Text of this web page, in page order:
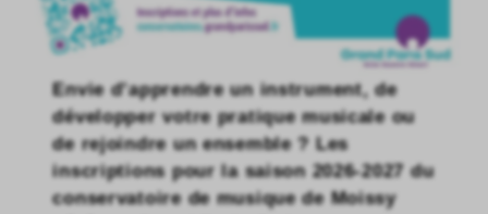
Envie d’apprendre un instrument, de
développer votre pratique musicale ou
de rejoindre un ensemble ? Les
inscriptions pour la saison 2026-2027 du
conservatoire de musique de Moissy